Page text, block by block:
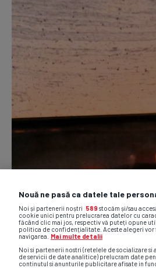
Nouă ne pasă ca datele tale
Noi și partenerii noștri 589 stocăm și/sau
cookie unici pentru prelucrarea datelor cu
făcând clic mai jos, respectiv vă puteți opune
politica de confidențialitate. Aceste alegeri
navigarea.
Mai multe detalii
Noi si partenerii nostri (retelele de socializare
de servicii de date analitice) prelucram date
continutul si anunturile publicitare afisate in